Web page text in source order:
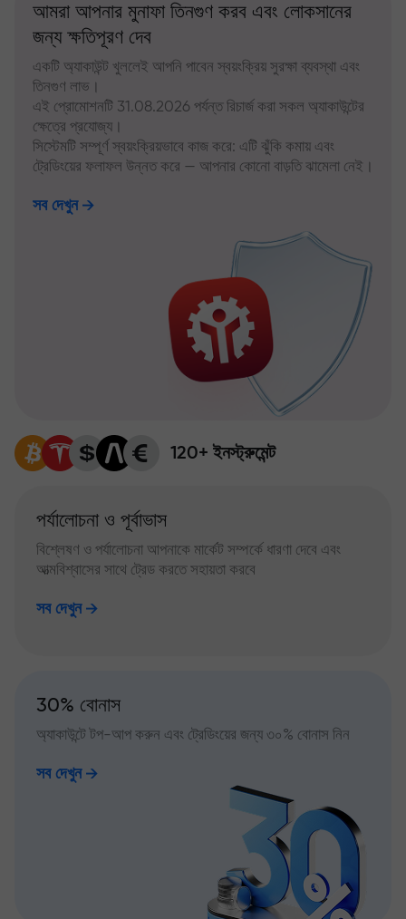
আমরা আপনার মুনাফা তিনগুণ করব এবং লোকসানের
জন্য ক্ষতিপূরণ দেব
একটি অ্যাকাউন্ট খুললেই আপনি পাবেন স্বয়ংক্রিয় সুরক্ষা ব্যবস্থা এবং
তিনগুণ লাভ।
এই প্রোমোশনটি 31.08.2026 পর্যন্ত রিচার্জ করা সকল অ্যাকাউন্টের
ক্ষেত্রে প্রযোজ্য।
সিস্টেমটি সম্পূর্ণ স্বয়ংক্রিয়ভাবে কাজ করে: এটি ঝুঁকি কমায় এবং
ট্রেডিংয়ের ফলাফল উন্নত করে — আপনার কোনো বাড়তি ঝামেলা নেই।
সব দেখুন
120+ ইনস্ট্রুমেন্ট
পর্যালোচনা ও পূর্বাভাস
বিশ্লেষণ ও পর্যালোচনা আপনাকে মার্কেট সম্পর্কে ধারণা দেবে এবং
আত্মবিশ্বাসের সাথে ট্রেড করতে সহায়তা করবে
সব দেখুন
30% বোনাস
অ্যাকাউন্টে টপ-আপ করুন এবং ট্রেডিংয়ের জন্য ৩০% বোনাস নিন
সব দেখুন